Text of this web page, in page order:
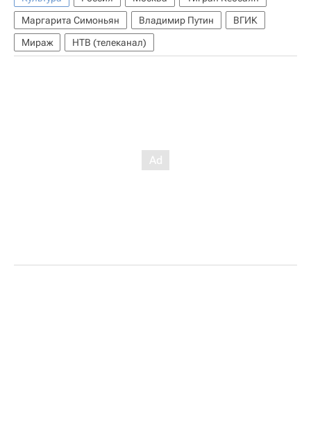
Маргарита Симоньян
Владимир Путин
ВГИК
Мираж
НТВ (телеканал)